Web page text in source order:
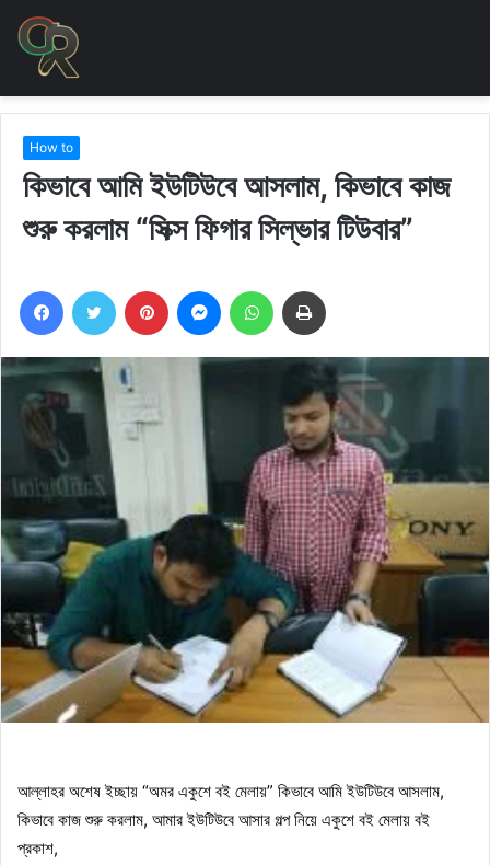
How to
কিভাবে আমি ইউটিউবে আসলাম, কিভাবে কাজ
শুরু করলাম “সিক্স ফিগার সিল্ভার টিউবার”
আল্লাহর অশেষ ইচ্ছায় “অমর একুশে বই মেলায়” কিভাবে আমি ইউটিউবে আসলাম,
কিভাবে কাজ শুরু করলাম, আমার ইউটিউবে আসার গল্প নিয়ে একুশে বই মেলায় বই
প্রকাশ,